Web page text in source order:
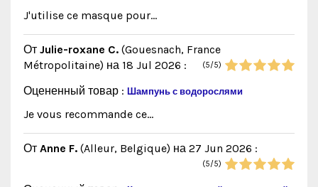
J'utilise ce masque pour...
От Julie-roxane C. (Gouesnach, France
Métropolitaine) на 18 Jul 2026 : (5/5)
Оцененный товар : Шампунь с водорослями
Je vous recommande ce...
От Anne F. (Alleur, Belgique) на 27 Jun 2026 :
(5/5)